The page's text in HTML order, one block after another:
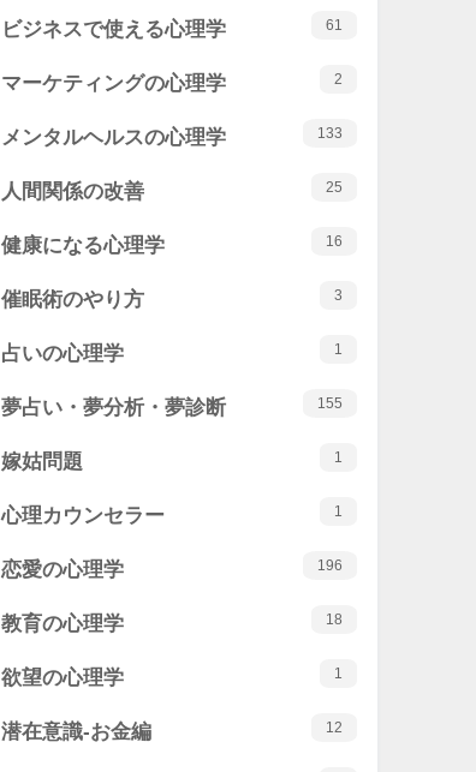
ビジネスで使える心理学 61
マーケティングの心理学 2
メンタルヘルスの心理学 133
人間関係の改善 25
健康になる心理学 16
催眠術のやり方 3
占いの心理学 1
夢占い・夢分析・夢診断 155
嫁姑問題 1
心理カウンセラー 1
恋愛の心理学 196
教育の心理学 18
欲望の心理学 1
潜在意識-お金編 12